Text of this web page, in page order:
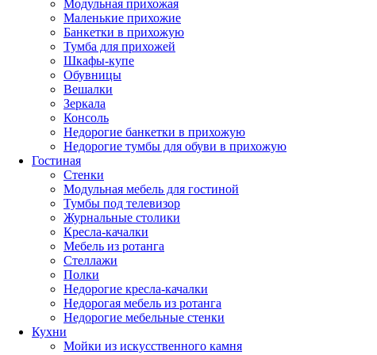
Модульная прихожая
Маленькие прихожие
Банкетки в прихожую
Тумба для прихожей
Шкафы-купе
Обувницы
Вешалки
Зеркала
Консоль
Недорогие банкетки в прихожую
Недорогие тумбы для обуви в прихожую
Гостиная
Стенки
Модульная мебель для гостиной
Тумбы под телевизор
Журнальные столики
Кресла-качалки
Мебель из ротанга
Стеллажи
Полки
Недорогие кресла-качалки
Недорогая мебель из ротанга
Недорогие мебельные стенки
Кухни
Мойки из искусственного камня